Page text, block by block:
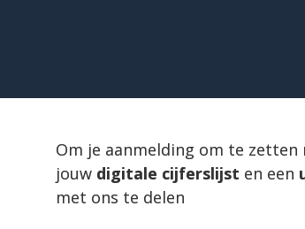
Om je aanmelding om te
jouw digitale cijferslijst en een
met ons te delen